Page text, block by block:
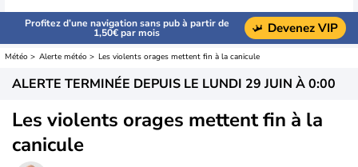
Profitez d’une navigation sans pub à partir de
1,50€ par mois Devenez VIP
Météo Alerte météo Les violents orages mettent fin à la canicule
ALERTE TERMINÉE DEPUIS LE LUNDI 29 JUIN À 0:00
Les violents orages mettent fin à la
canicule